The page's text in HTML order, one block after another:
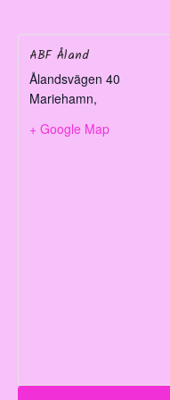
ABF Åland
Ålandsvägen 40
Mariehamn,
+ Google Map